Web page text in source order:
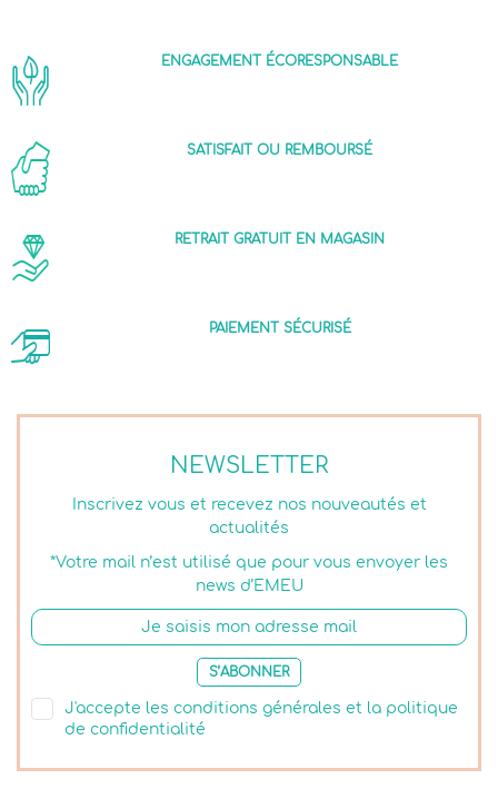
NEWSLETTER
Inscrivez vous et recevez nos nouveautés et
actualités
*Votre mail n’est utilisé que pour vous envoyer les
news d’EMEU
S’ABONNER
J'accepte les conditions générales et la politique
de confidentialité
ENGAGEMENT ÉCORESPONSABLE
SATISFAIT OU REMBOURSÉ
RETRAIT GRATUIT EN MAGASIN
PAIEMENT SÉCURISÉ